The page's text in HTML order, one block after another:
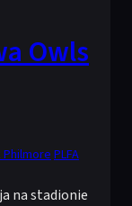
Owls
PhilmorePLFA
na stadionie